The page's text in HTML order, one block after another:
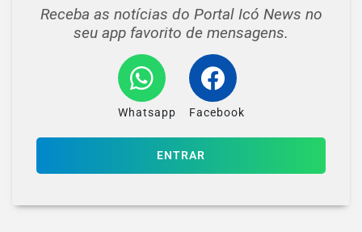
Receba as notícias do Portal Icó News no
seu app favorito de mensagens.
Whatsapp Facebook
ENTRAR